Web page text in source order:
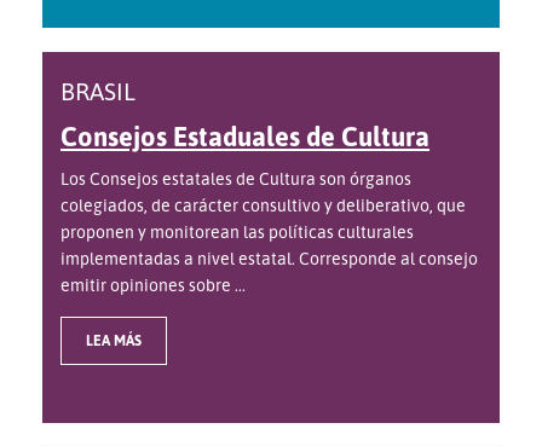
BRASIL
Consejos Estaduales de Cultura
Los Consejos estatales de Cultura son órganos
colegiados, de carácter consultivo y deliberativo, que
proponen y monitorean las políticas culturales
implementadas a nivel estatal. Corresponde al consejo
emitir opiniones sobre ...
LEA MÁS